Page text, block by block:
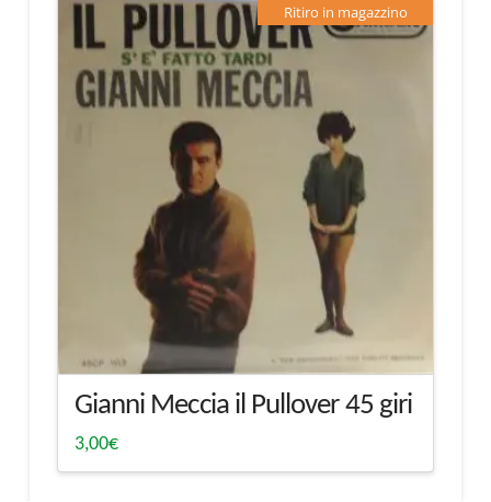
Ritiro in magazzino
Gianni Meccia il Pullover 45 giri
3,00€